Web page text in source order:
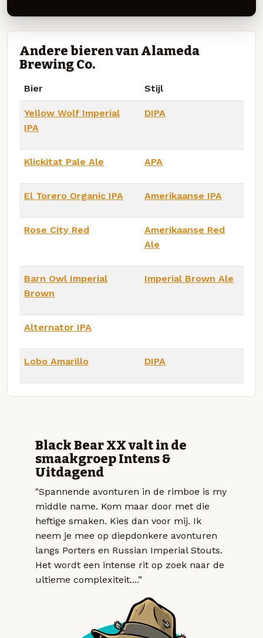
Andere bieren van Alameda
Brewing Co.
Bier Stijl
Yellow Wolf Imperial
IPA
DIPA
Klickitat Pale Ale APA
El Torero Organic IPA Amerikaanse IPA
Rose City Red
Amerikaanse Red
Ale
Barn Owl Imperial
Brown
Imperial Brown Ale
Alternator IPA
Lobo Amarillo DIPA
Black Bear XX valt in de
smaakgroep Intens &
Uitdagend
"Spannende avonturen in de rimboe is my
middle name. Kom maar door met die
heftige smaken. Kies dan voor mij. Ik
neem je mee op diepdonkere avonturen
langs Porters en Russian Imperial Stouts.
Het wordt een intense rit op zoek naar de
ultieme complexiteit....”